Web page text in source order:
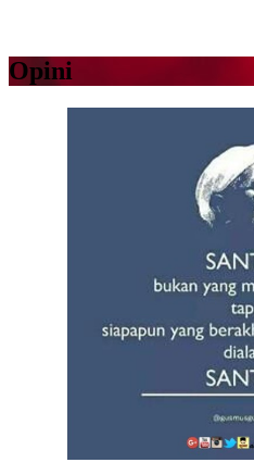
Opini